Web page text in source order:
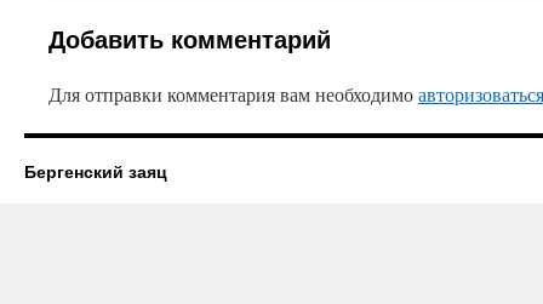
Добавить комментарий
Для отправки комментария вам необходимоавторизоваться
Бергенский заяц